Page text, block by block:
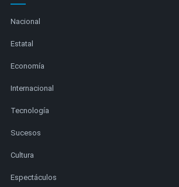
Nacional
Estatal
Economía
Internacional
Tecnología
Sucesos
Cultura
Espectáculos